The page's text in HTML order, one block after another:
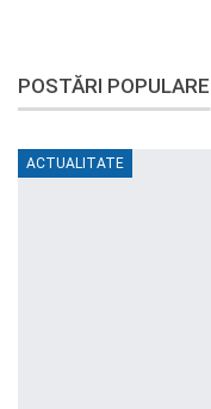
POSTĂRI POPULARE
ACTUALITATE